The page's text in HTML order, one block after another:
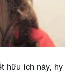
hữu ích này, hy